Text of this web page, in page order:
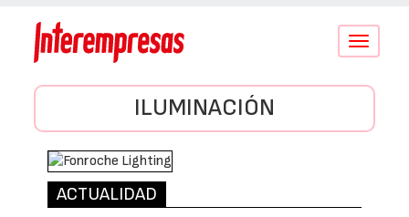
Conmutar
ILUMINACIÓN
ACTUALIDAD